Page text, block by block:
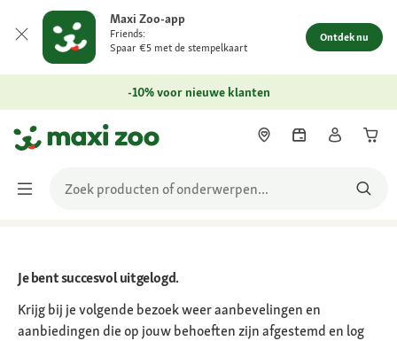
Maxi Zoo-app
Friends:
Spaar €5 met de stempelkaart
Ontdek nu
-10% voor nieuwe klanten
Je bent succesvol uitgelogd.
Krijg bij je volgende bezoek weer aanbevelingen en
aanbiedingen die op jouw behoeften zijn afgestemd en log